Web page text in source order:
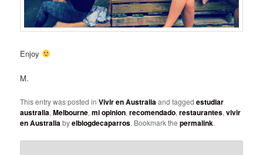
Enjoy
M.
This entry was posted inVivir en Australiaand taggedestudiar
australia,Melbourne,mi opinion,recomendado,restaurantes,vivir
en Australiabyelblogdecaparros. Bookmark thepermalink.